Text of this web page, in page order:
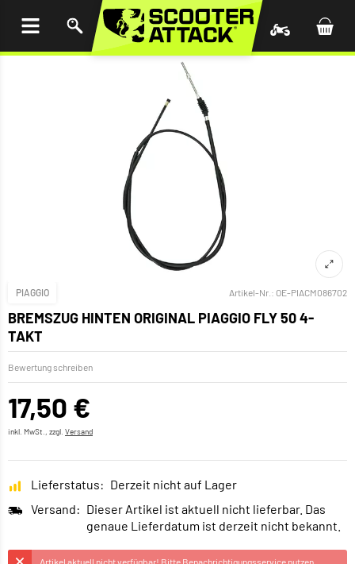
PIAGGIO Artikel-Nr.: OE-PIACM086702
BREMSZUG HINTEN ORIGINAL PIAGGIO FLY 50 4-
TAKT
Bewertung schreiben
17,50 €
inkl. MwSt., zzgl. Versand
Lieferstatus: Derzeit nicht auf Lager
Versand: Dieser Artikel ist aktuell nicht lieferbar. Das
genaue Lieferdatum ist derzeit nicht bekannt.
Artikel aktuell nicht verfügbar! Bitte Benachrichtigungsservice nutzen.